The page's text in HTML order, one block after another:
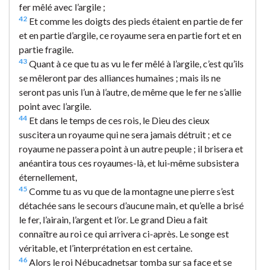
fer mêlé avec l’argile ;
42 Et comme les doigts des pieds étaient en partie de fer
et en partie d’argile, ce royaume sera en partie fort et en
partie fragile.
43 Quant à ce que tu as vu le fer mêlé à l’argile, c’est qu’ils
se mêleront par des alliances humaines ; mais ils ne
seront pas unis l’un à l’autre, de même que le fer ne s’allie
point avec l’argile.
44 Et dans le temps de ces rois, le Dieu des cieux
suscitera un royaume qui ne sera jamais détruit ; et ce
royaume ne passera point à un autre peuple ; il brisera et
anéantira tous ces royaumes-là, et lui-même subsistera
éternellement,
45 Comme tu as vu que de la montagne une pierre s’est
détachée sans le secours d’aucune main, et qu’elle a brisé
le fer, l’airain, l’argent et l’or. Le grand Dieu a fait
connaître au roi ce qui arrivera ci-après. Le songe est
véritable, et l’interprétation en est certaine.
46 Alors le roi Nébucadnetsar tomba sur sa face et se